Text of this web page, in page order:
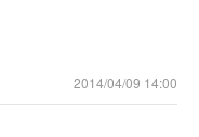
2014/04/09 14:00